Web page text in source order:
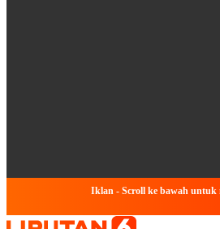
Iklan - Scroll ke bawah untuk